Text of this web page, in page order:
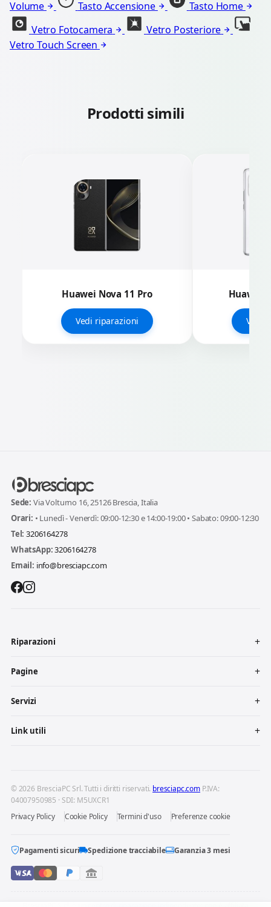
Volume
Tasto Accensione
Tasto Home
Vetro Fotocamera
Vetro Posteriore
Vetro Touch Screen
Prodotti simili
Huawei Nova 11 Pro
Vedi riparazioni
Huawei
Vedi
Sede: Via Volturno 16, 25126 Brescia, Italia
Orari: • Lunedì - Venerdì: 09:00-12:30 e 14:00-19:00 • Sabato: 09:00-12:30
Tel: 3206164278
WhatsApp:3206164278
Email: info@bresciapc.com
Riparazioni
Pagine
Servizi
Link utili
© 2026 BresciaPC Srl. Tutti i diritti riservati. bresciapc.com P.IVA:
04007950985 · SDI: M5UXCR1
Privacy Policy
Cookie Policy Termini d'uso Preferenze cookie
Pagamenti sicuri Spedizione tracciabile Garanzia 3 mesi